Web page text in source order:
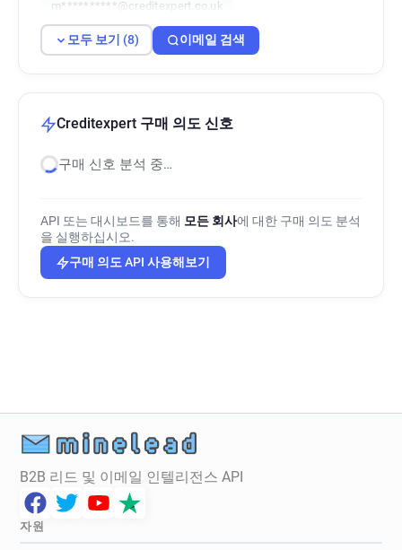
m**********@creditexpert.co.uk
f***********@creditexpert.co.uk
a*******@creditexpert.co.uk
모두 보기 (8) 이메일 검색
Creditexpert 구매 의도 신호
구매 신호 분석 중…
API 또는 대시보드를 통해 모든 회사에 대한 구매 의도 분석
을 실행하십시오.
구매 의도 API 사용해보기
B2B 리드 및 이메일 인텔리전스 API
자원